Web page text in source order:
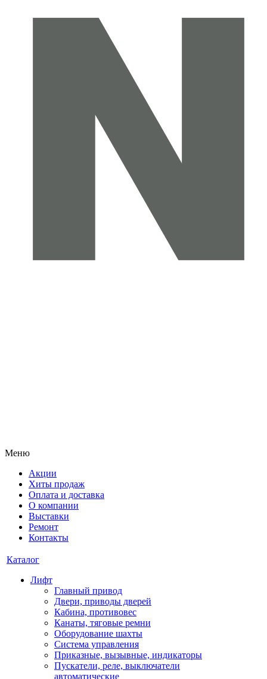
Меню
Акции
Хиты продаж
Оплата и доставка
О компании
Выставки
Ремонт
Контакты
Каталог
Лифт
Главный привод
Двери, приводы дверей
Кабина, противовес
Канаты, тяговые ремни
Оборудование шахты
Система управления
Приказные, вызывные, индикаторы
Пускатели, реле, выключатели
автоматические